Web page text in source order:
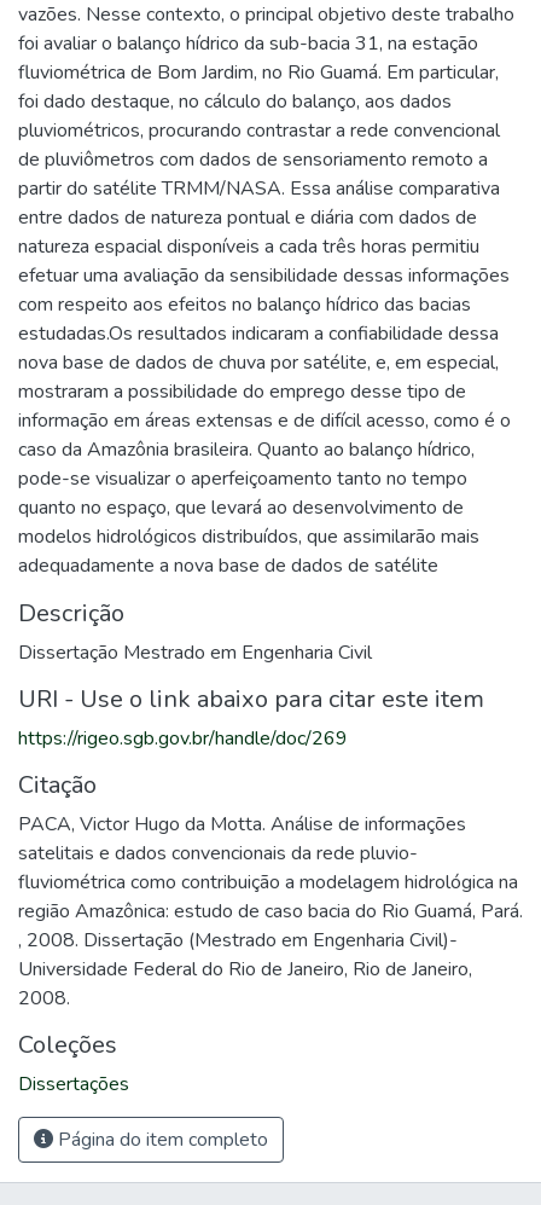
vazões. Nesse contexto, o principal objetivo deste trabalho
foi avaliar o balanço hídrico da sub-bacia 31, na estação
fluviométrica de Bom Jardim, no Rio Guamá. Em particular,
foi dado destaque, no cálculo do balanço, aos dados
pluviométricos, procurando contrastar a rede convencional
de pluviômetros com dados de sensoriamento remoto a
partir do satélite TRMM/NASA. Essa análise comparativa
entre dados de natureza pontual e diária com dados de
natureza espacial disponíveis a cada três horas permitiu
efetuar uma avaliação da sensibilidade dessas informações
com respeito aos efeitos no balanço hídrico das bacias
estudadas.Os resultados indicaram a confiabilidade dessa
nova base de dados de chuva por satélite, e, em especial,
mostraram a possibilidade do emprego desse tipo de
informação em áreas extensas e de difícil acesso, como é o
caso da Amazônia brasileira. Quanto ao balanço hídrico,
pode-se visualizar o aperfeiçoamento tanto no tempo
quanto no espaço, que levará ao desenvolvimento de
modelos hidrológicos distribuídos, que assimilarão mais
adequadamente a nova base de dados de satélite
Descrição
Dissertação Mestrado em Engenharia Civil
URI - Use o link abaixo para citar este item
https://rigeo.sgb.gov.br/handle/doc/269
Citação
PACA, Victor Hugo da Motta. Análise de informações
satelitais e dados convencionais da rede pluvio-
fluviométrica como contribuição a modelagem hidrológica na
região Amazônica: estudo de caso bacia do Rio Guamá, Pará.
, 2008. Dissertação (Mestrado em Engenharia Civil)-
Universidade Federal do Rio de Janeiro, Rio de Janeiro,
2008.
Coleções
Dissertações
Página do item completo